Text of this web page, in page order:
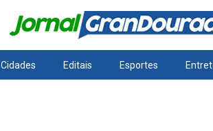
Cidades Editais Esportes